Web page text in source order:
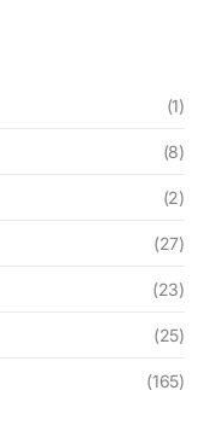
(1)
(8)
(2)
(27)
(23)
(25)
(165)